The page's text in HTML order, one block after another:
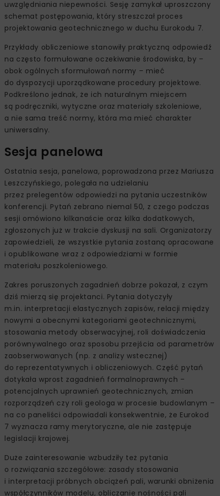
uwzględniania niepewności. Sesję zamykał uproszczony
schemat postępowania, który streszczał proces
projektowania geotechnicznego w duchu Eurokodu 7.
Przykłady obliczeniowe stanowiły praktyczną odpowiedź
na często formułowane oczekiwanie środowiska, by –
obok ogólnych sformułowań normy – mieć
do dyspozycji uporządkowane procedury projektowe.
Podkreślono jednak, że ich naturalnym miejscem
są podręczniki, wytyczne oraz materiały szkoleniowe,
a nie sama treść normy, która ma mieć charakter
uniwersalny.
Sesja panelowa
Ostatnia sesja, panelowa, poprowadzona przez Mariusza
Leszczyńskiego, polegała na udzielaniu
przez prelegentów odpowiedzi na pytania uczestników
konferencji. Pytań zebrano niemal 50, z czego podczas
sesji omówiono kilkanaście oraz kilka dodatkowych,
zgłoszonych już w trakcie dyskusji na sali. Organizatorzy
zapowiedzieli, że wszystkie pytania zostaną opracowane
i opublikowane wraz z odpowiedziami w formie
materiału poszkoleniowego.
Zakres poruszonych zagadnień dobrze pokazał, z czym
dziś mierzą się projektanci. Pytania dotyczyły
m.in. interpretacji elastycznych zapisów, relacji między
nowymi a obecnymi kategoriami geotechnicznymi,
stosowania metody obserwacyjnej, roli doświadczenia
porównywalnego oraz sposobu przejścia od parametrów
zaobserwowanych (np. z analizy wstecznej)
do reprezentatywnych i obliczeniowych. Część pytań
dotykała wprost zagadnień formalnoprawnych –
potencjalnych uprawnień geotechnicznych, zmian
rozporządzeń czy roli geologa w procesie budowlanym –
na co paneliści odpowiadali konsekwentnie, że Eurokod
7 wyznacza ramy merytoryczne, ale nie zastępuje
legislacji krajowej.
Duże zainteresowanie wzbudziły też pytania
o rozwiązania szczegółowe: zasady stosowania
i interpretacji próbnych obciążeń pali, warunki obniżenia
współczynników modelu, obliczanie nośności pali